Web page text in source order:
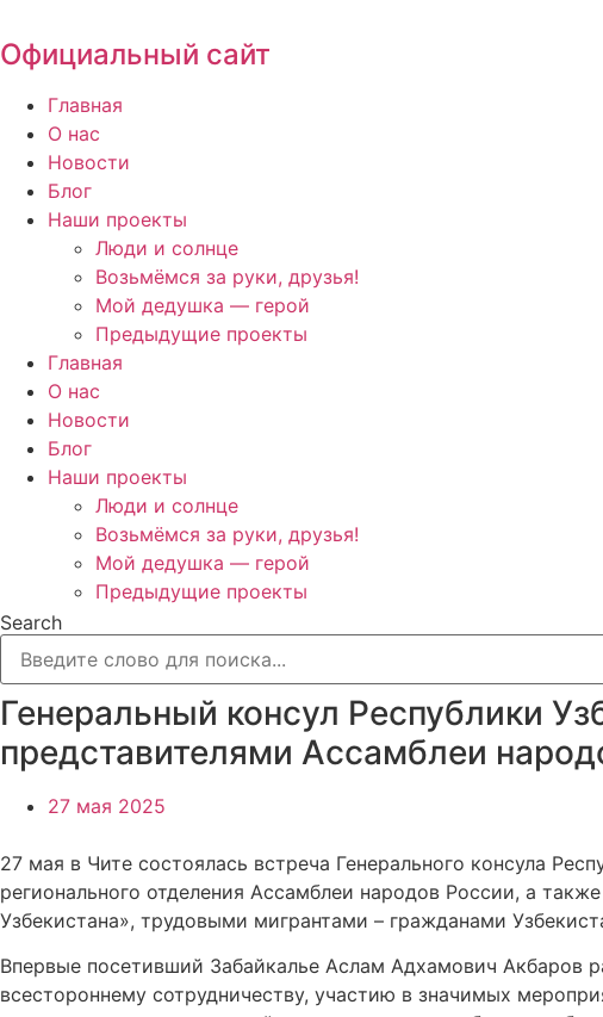
к
содержимому
Официальный сайт
Главная
О нас
Новости
Блог
Наши проекты
Люди и солнце
Возьмёмся за руки, друзья!
Мой дедушка — герой
Предыдущие проекты
Главная
О нас
Новости
Блог
Наши проекты
Люди и солнце
Возьмёмся за руки, друзья!
Мой дедушка — герой
Предыдущие проекты
Search
Генеральный консул Республики
представителями Ассамблеи
27 мая 2025
27 мая в Чите состоялась встреча Генерального консула
регионального отделения Ассамблеи народов России, а
Узбекистана», трудовыми мигрантами – гражданами
Впервые посетивший Забайкалье Аслам Адхамович Акбаров
всестороннему сотрудничеству, участию в значимых